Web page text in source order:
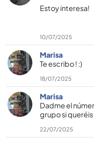
Estoy interesa!
10/07/2025
Marisa
Te escribo ! :)
18/07/2025
Marisa
Dadme el
grupo si queréis
22/07/2025